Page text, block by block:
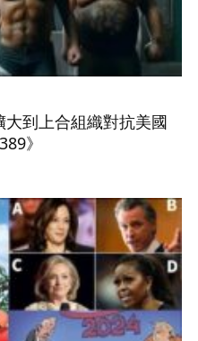
到上合組織對抗美國
》